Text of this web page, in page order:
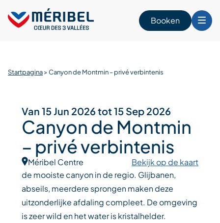
content
Booken
Startpagina>Canyon de Montmin – privé verbintenis
Van 15 Jun 2026 tot 15 Sep 2026
Canyon de Montmin
– privé verbintenis
Méribel Centre
Bekijk op de kaart
de mooiste canyon in de regio. Glijbanen,
abseils, meerdere sprongen maken deze
uitzonderlijke afdaling compleet. De omgeving
is zeer wild en het water is kristalhelder.